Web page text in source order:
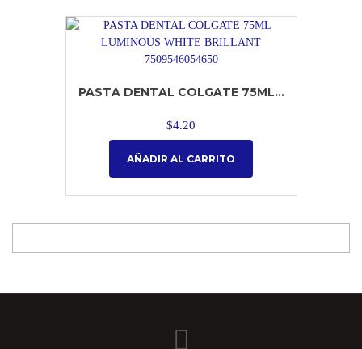
PASTA DENTAL COLGATE 75ML...
$4.20
AÑADIR AL CARRITO